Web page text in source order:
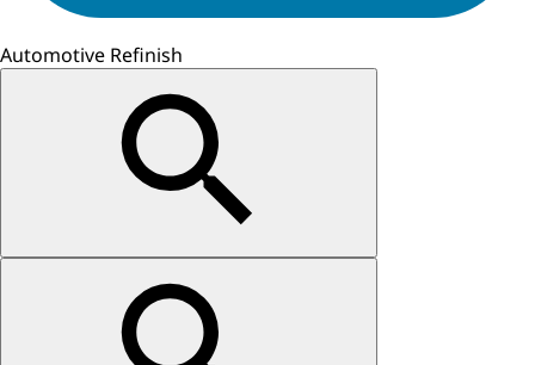
Automotive Refinish